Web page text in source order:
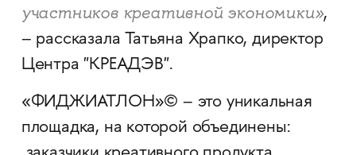
участников креативной экономики»,
– рассказала Татьяна Храпко, директор
Центра "КРЕАДЭВ".
«ФИДЖИАТЛОН»© – это уникальная
площадка, на которой объединены: